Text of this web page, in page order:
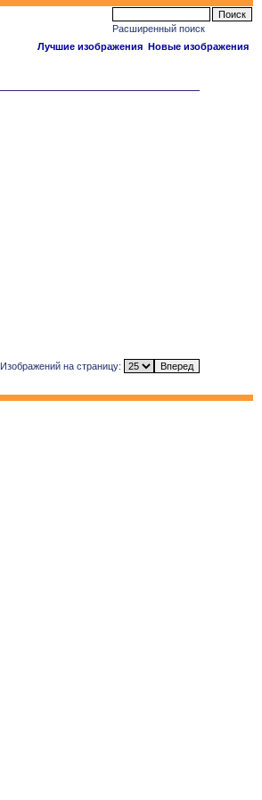
Расширенный поиск
Лучшие изображения Новые изображения
Изображений на страницу: